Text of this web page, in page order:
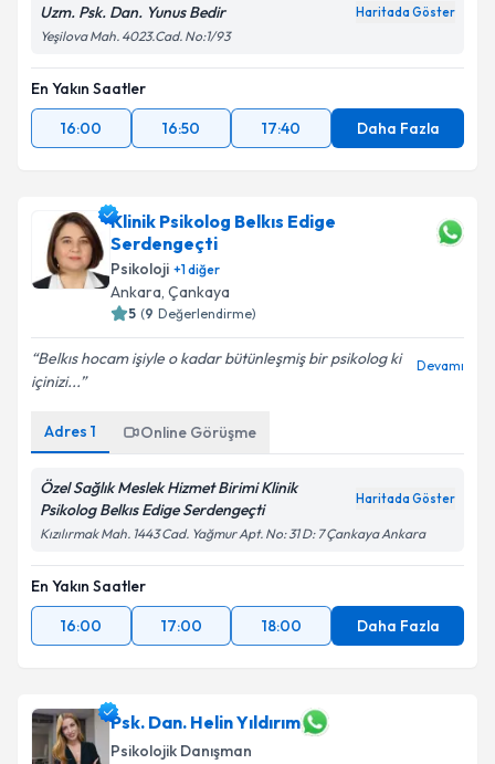
Uzm. Psk. Dan. Yunus Bedir Haritada Göster
Yeşilova Mah. 4023.Cad. No:1/93
En Yakın Saatler
16:00
16:50 17:40 Daha Fazla
Klinik Psikolog Belkıs Edige
Serdengeçti
Psikoloji +1diğer
Ankara, Çankaya
5 (9 Değerlendirme)
Belkıs hocam işiyle o kadar bütünleşmiş bir psikolog ki
içinizi...
Devamı
Adres 1 Online Görüşme
Özel Sağlık Meslek Hizmet Birimi Klinik
Psikolog Belkıs Edige Serdengeçti
Haritada Göster
Kızılırmak Mah. 1443 Cad. Yağmur Apt. No: 31 D: 7 Çankaya Ankara
En Yakın Saatler
16:00
17:00 18:00 Daha Fazla
Psk. Dan. Helin Yıldırım
Psikolojik Danışman